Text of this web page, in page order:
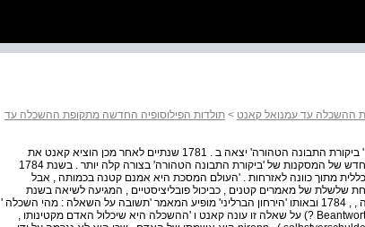
ההשכלה עד עמנואל קאנט > תולדות הפילוסופיה החדשה מתקופת ההשכלה עד
נתחיל סיכום זה בהזכרת תאריכים אחדים : ' ביקורת התבונה הטהורה' יצאה ב . 1781 שנתיים לאחר מכן הוציא קאנט את
ה'הקדמות' , ( Prolegomena ) שהן תיאור חדש של המסקנות של 'ביקורת התבונה הטהורה' בצורה קלה יותר . בשנת 1784
מתוך כוונה לאזרחות . 'העולם המסכת היא אמנם קטנה בכמותה , אבל
שלשלת של מאמרים קטנים , כביכול פובליציסטיים , המגיעה לשיאה בשנת
1795 במאמר 'השלום . 'הנצחי ובאותה שנה , , 1784 ובאותו 'הירחון הברליני' מופיע המאמר 'תשובה על השאלה : מהי השכלה '
? . ( Beantwortung der Frage : was ist Aufklarung ?) על שאלה זו עונה קאנט ו 'ההשכלה היא שיכלול האדם מקטינותו ,